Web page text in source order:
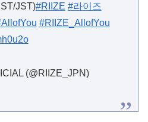
JST)#RIIZE #라이즈
#RIIZE_AllofYou
(@RIIZE_JPN)